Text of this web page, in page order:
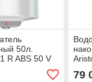
50л.
R ABS 50 V
79